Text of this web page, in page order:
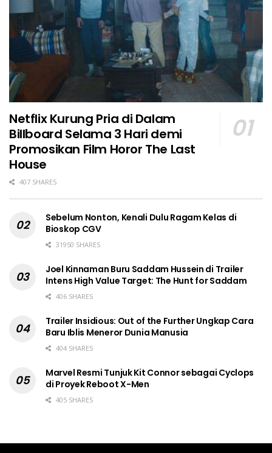
Netflix Kurung Pria di Dalam
Billboard Selama 3 Hari demi
Promosikan Film Horor The Last
House
407 SHARES
Sebelum Nonton, Kenali Dulu Ragam Kelas di
Bioskop CGV
31950 SHARES
Joel Kinnaman Buru Saddam Hussein di Trailer
Intens High Value Target: The Hunt for Saddam
406 SHARES
Trailer Insidious: Out of the Further Ungkap Cara
Baru Iblis Meneror Dunia Manusia
404 SHARES
Marvel Resmi Tunjuk Kit Connor sebagai Cyclops
di Proyek Reboot X-Men
405 SHARES